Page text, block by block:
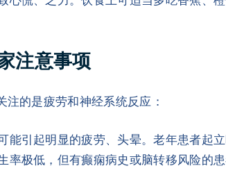
注意事项
注的是疲劳和神经系统反应：
能引起明显的疲劳、头晕。老年患者起
率极低，但有癫痫病史或脑转移风险的